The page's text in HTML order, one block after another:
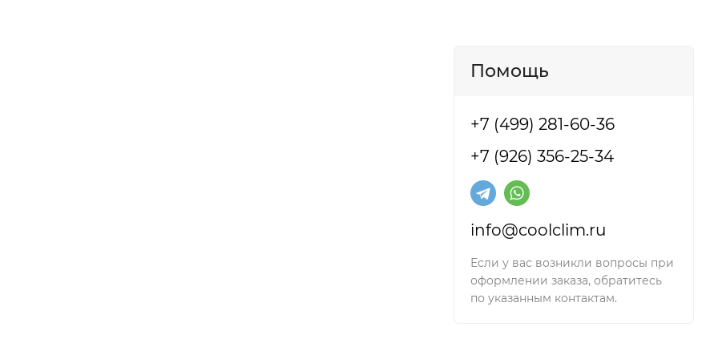
Помощь
+7 (499) 281-60-36
+7 (926) 356-25-34
info@coolclim.ru
Если у вас возникли вопросы при
оформлении заказа, обратитесь
по указанным контактам.